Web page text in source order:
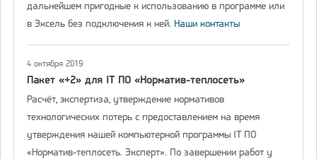
дальнейшем пригодные к использованию в программе или
в Эксель без подключения к ней. Наши контакты
4 октября 2019
Пакет «+2» для IT ПО «Норматив-теплосеть»
Расчёт, экспертиза, утверждение нормативов
технологических потерь с предоставлением на время
утверждения нашей компьютерной программы IT ПО
«Норматив-теплосеть. Эксперт». По завершении работ у